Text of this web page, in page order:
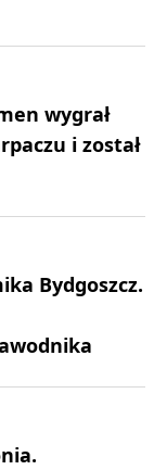
wygrał
i został
Bydgoszcz.